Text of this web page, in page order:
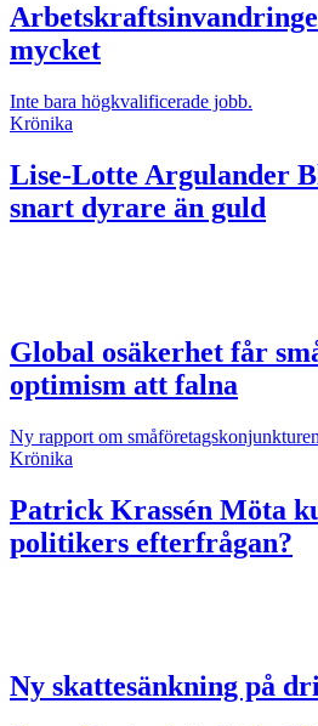
mycket
Inte bara högkvalificerade jobb.
Krönika
Lise-Lotte Argulander
snart dyrare än guld
Global osäkerhet får
optimism att falna
Ny rapport om
Krönika
Patrick Krassén Möta
politikers efterfrågan?
Ny skattesänkning på